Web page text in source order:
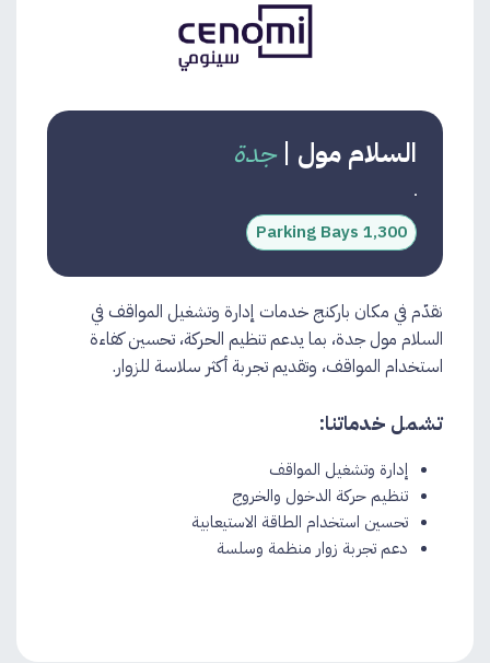
السلام مول | جدة
1,300 Parking Bays
نقدّم في مكان باركنج خدمات إدارة وتشغيل المواقف في
السلام مول جدة، بما يدعم تنظيم الحركة، تحسين كفاءة
استخدام المواقف، وتقديم تجربة أكثر سلاسة للزوار.
تشمل خدماتنا:
إدارة وتشغيل المواقف
تنظيم حركة الدخول والخروج
تحسين استخدام الطاقة الاستيعابية
دعم تجربة زوار منظمة وسلسة